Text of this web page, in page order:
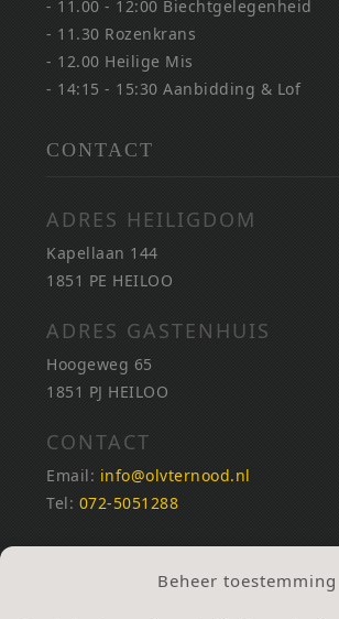
Beheer toestemming
- 11.00 - 12:00 Biechtgelegenheid
- 11.30 Rozenkrans
- 12.00 Heilige Mis
- 14:15 - 15:30 Aanbidding & Lof
CONTACT
ADRES HEILIGDOM
Kapellaan 144
1851 PE HEILOO
ADRES GASTENHUIS
Hoogeweg 65
1851 PJ HEILOO
CONTACT
Email: info@olvternood.nl
Tel: 072-5051288
REKENINGNUMMERS
NL25INGB0000672168